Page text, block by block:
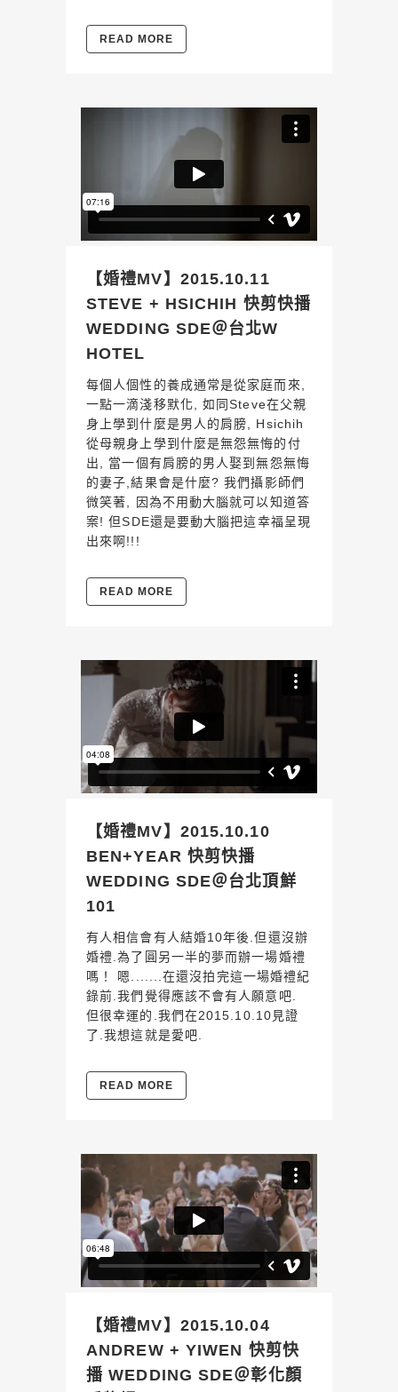
READ MORE
【婚禮MV】2015.10.11
STEVE + HSICHIH 快剪快播
WEDDING SDE＠台北W
HOTEL
每個人個性的養成通常是從家庭而來,
一點一滴淺移默化, 如同Steve在父親
身上學到什麼是男人的肩膀, Hsichih
從母親身上學到什麼是無怨無悔的付
出, 當一個有肩膀的男人娶到無怨無悔
的妻子,結果會是什麼? 我們攝影師們
微笑著, 因為不用動大腦就可以知道答
案! 但SDE還是要動大腦把這幸福呈現
出來啊!!!
READ MORE
【婚禮MV】2015.10.10
BEN+YEAR 快剪快播
WEDDING SDE＠台北頂鮮
101
有人相信會有人結婚10年後.但還沒辦
婚禮.為了圓另一半的夢而辦一場婚禮
嗎！ 嗯.......在還沒拍完這一場婚禮紀
錄前.我們覺得應該不會有人願意吧.
但很幸運的.我們在2015.10.10見證
了.我想這就是愛吧.
READ MORE
【婚禮MV】2015.10.04
ANDREW + YIWEN 快剪快
播 WEDDING SDE＠彰化顏